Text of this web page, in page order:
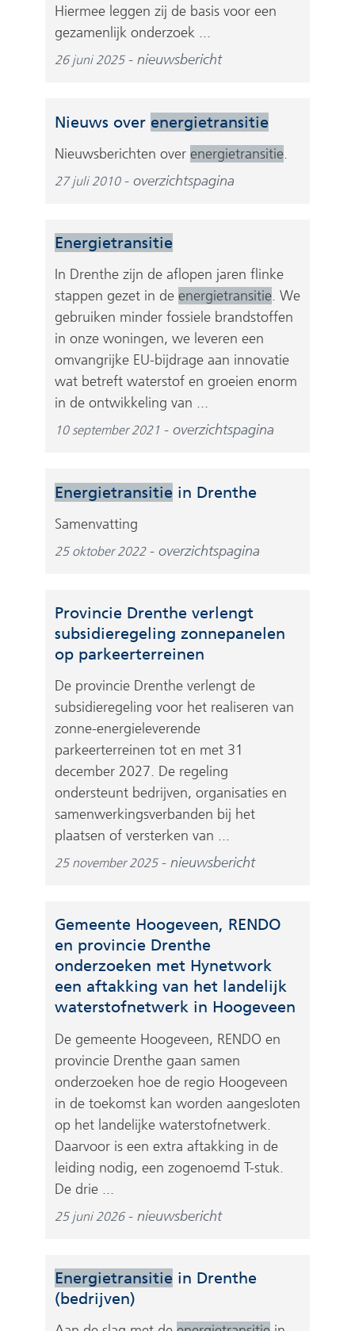
Hiermee leggen zij de basis voor een
gezamenlijk onderzoek ...
26 juni 2025 nieuwsbericht
Nieuws over energietransitie
Nieuwsberichten over energietransitie.
27 juli 2010 overzichtspagina
Energietransitie
In Drenthe zijn de aflopen jaren flinke
stappen gezet in de energietransitie. We
gebruiken minder fossiele brandstoffen
in onze woningen, we leveren een
omvangrijke EU-bijdrage aan innovatie
wat betreft waterstof en groeien enorm
in de ontwikkeling van ...
10 september 2021 overzichtspagina
Energietransitiein Drenthe
Samenvatting
25 oktober 2022 overzichtspagina
Provincie Drenthe verlengt
subsidieregeling zonnepanelen
op parkeerterreinen
De provincie Drenthe verlengt de
subsidieregeling voor het realiseren van
zonne-energieleverende
parkeerterreinen tot en met 31
december 2027. De regeling
ondersteunt bedrijven, organisaties en
samenwerkingsverbanden bij het
plaatsen of versterken van ...
25 november 2025 nieuwsbericht
Gemeente Hoogeveen, RENDO
en provincie Drenthe
onderzoeken met Hynetwork
een aftakking van het landelijk
waterstofnetwerk in Hoogeveen
De gemeente Hoogeveen, RENDO en
provincie Drenthe gaan samen
onderzoeken hoe de regio Hoogeveen
in de toekomst kan worden aangesloten
op het landelijke waterstofnetwerk.
Daarvoor is een extra aftakking in de
leiding nodig, een zogenoemd T-stuk.
De drie ...
25 juni 2026 nieuwsbericht
Energietransitiein Drenthe
(bedrijven)